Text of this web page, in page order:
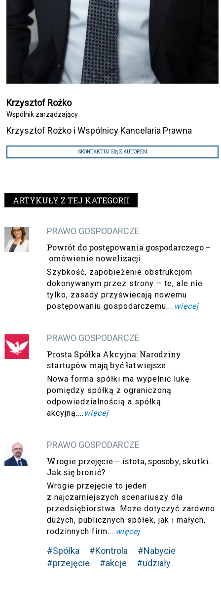
Krzysztof Rożko
Wspólnik zarządzający
Krzysztof Rożko i Wspólnicy Kancelaria Prawna
SKONTAKTUJ SIĘ Z AUTOREM
ARTYKUŁY Z TEJ KATEGORII
PRAWO GOSPODARCZE
Powrót do postępowania gospodarczego –
omówienie nowelizacji
Szybkość, zapobieżenie obstrukcjom
dokonywanym przez strony – te, ale nie
tylko, zasady przyświecają nowemu
postępowaniu gospodarczemu.... więcej
PRAWO GOSPODARCZE
Prosta Spółka Akcyjna: Narodziny
startupów mają być łatwiejsze
Nowa forma spółki ma wypełnić lukę
pomiędzy spółką z ograniczoną
odpowiedzialnością a spółką
akcyjną.... więcej
PRAWO GOSPODARCZE
Wrogie przejęcie – istota, sposoby, skutki.
Jak się bronić?
Wrogie przejęcie to jeden
z najczarniejszych scenariuszy dla
przedsiębiorstwa. Może dotyczyć zarówno
dużych, publicznych spółek, jak i małych,
rodzinnych firm.... więcej
#Spółka #Kontrola
#Nabycie
#przejęcie
#akcje #udziały